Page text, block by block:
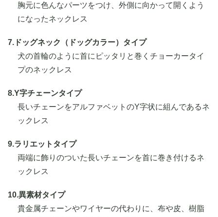
胸元に色んなパーツをつけ、外側に向かって開くよう
になったネックレス
7.ドッグネック（ドッグカラー）タイプ
犬の首輪のように首にピッタリと巻くチョーカータイ
プのネックレス
8.Y字チェーンタイプ
長いチェーンをアルファベットのY字状に組んであるネ
ックレス
9.ラリエットタイプ
両端に飾りのついた長いチェーンを首に巻き付けるネ
ックレス
10.異素材タイプ
貴金属チェーンやワイヤーの代わりに、布や皮、樹脂